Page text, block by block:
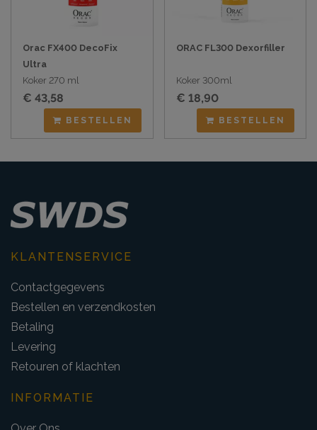
Orac FX400 DecoFix
Ultra
Koker 270 ml
€ 43,58
BESTELLEN
ORAC FL300 Dexorfiller
Koker 300ml
€ 18,90
BESTELLEN
KLANTENSERVICE
Contactgegevens
Bestellen en verzendkosten
Betaling
Levering
Retouren of klachten
INFORMATIE